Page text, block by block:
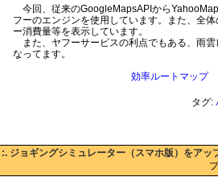
今回、従来のGoogleMapsAPIから
フーのエンジンを使用しています。また、全
ー消費量等を表示しています。
また、ヤフーサービスの利点でもある、雨
なってます。
効率ルートマップ
タグ:
:. ジョギングシミュレーター（スマホ版）をアッ